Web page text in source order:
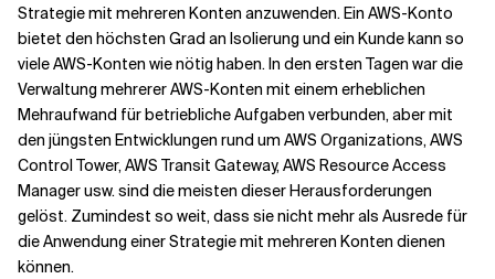
Strategie mit mehreren Konten anzuwenden. Ein AWS-Konto
bietet den höchsten Grad an Isolierung und ein Kunde kann so
viele AWS-Konten wie nötig haben. In den ersten Tagen war die
Verwaltung mehrerer AWS-Konten mit einem erheblichen
Mehraufwand für betriebliche Aufgaben verbunden, aber mit
den jüngsten Entwicklungen rund um AWS Organizations, AWS
Control Tower, AWS Transit Gateway, AWS Resource Access
Manager usw. sind die meisten dieser Herausforderungen
gelöst. Zumindest so weit, dass sie nicht mehr als Ausrede für
die Anwendung einer Strategie mit mehreren Konten dienen
können.